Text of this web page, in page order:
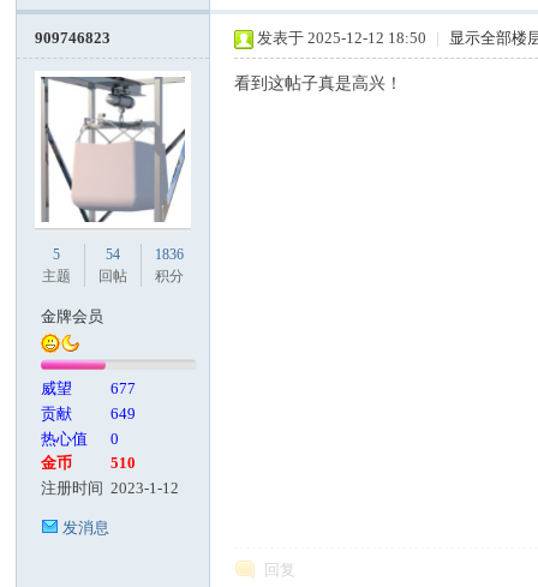
909746823
5
主题
54
回帖
1836
积分
金牌会员
威望
677
贡献
649
热心值
0
金币
510
注册时间 2023-1-12
发消息
发表于 2025-12-12 18:50 | 显示全部楼
看到这帖子真是高兴！
回复